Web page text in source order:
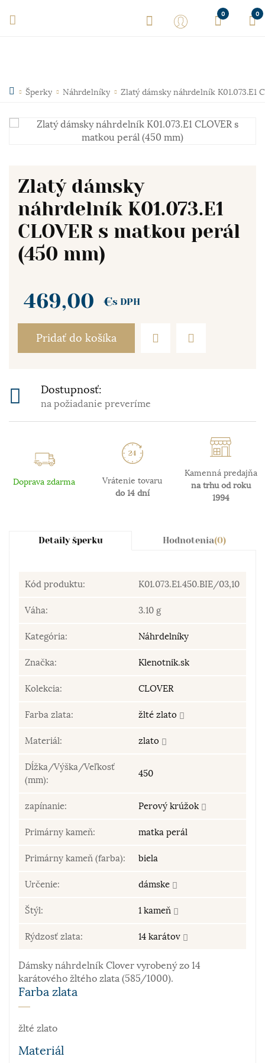
0 0
Šperky Náhrdelníky Zlatý dámsky náhrdelník K01.073.E1
Zlatý dámsky
náhrdelník K01.073.E1
CLOVER s matkou perál
(450 mm)
469,00 €s DPH
Pridať do košíka
Dostupnosť:
na požiadanie preveríme
Doprava zdarma
Vrátenie tovaru
do 14 dní
Kamenná predajňa
na trhu od roku
1994
Detaily šperku Hodnotenia(0)
Kód produktu: K01.073.E1.450.BIE/03,10
Váha: 3.10 g
Kategória: Náhrdelníky
Značka: Klenotnik.sk
Kolekcia: CLOVER
Farba zlata: žlté zlato
Materiál: zlato
Dĺžka/Výška/Veľkosť
(mm):
450
zapínanie: Perový krúžok
Primárny kameň: matka perál
Primárny kameň (farba): biela
Určenie: dámske
Štýl: 1 kameň
Rýdzosť zlata: 14 karátov
Dámsky náhrdelník Clover vyrobený zo 14
karátového žltého zlata (585/1000).
Farba zlata
žlté zlato
Materiál